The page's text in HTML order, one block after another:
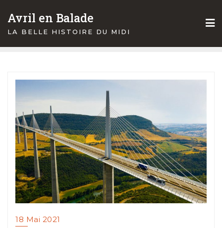
content
Avril en Balade
LA BELLE HISTOIRE DU MIDI
18 Mai 2021